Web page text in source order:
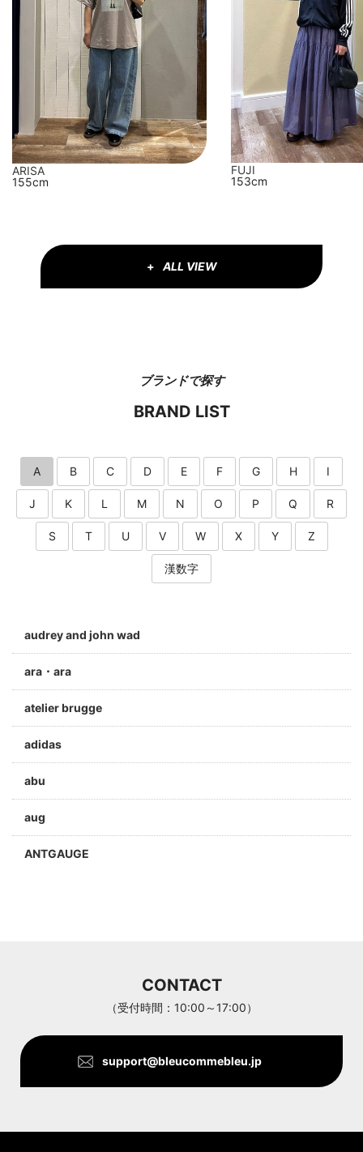
ARISA
155cm
FUJI
153cm
ALL VIEW
ブランドで探す
BRAND LIST
A B C D E F G H I
J K L M N O P Q R
S T U V W X Y Z
漢数字
audrey and john wad
ara・ara
atelier brugge
adidas
abu
aug
ANTGAUGE
CONTACT
（受付時間：10:00～17:00）
support@bleucommebleu.jp